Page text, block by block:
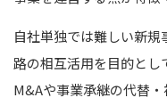
自社単独では難しい新
路の相互活用を目的と
M&Aや事業承継の代替